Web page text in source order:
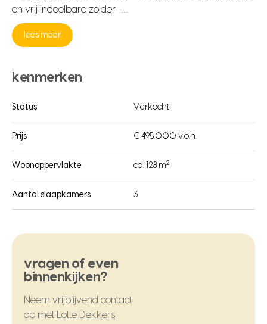
en vrij indeelbare zolder -…
lees meer
kenmerken
Status Verkocht
Prijs € 495.000 v.o.n.
Woonoppervlakte ca. 128 m2
Aantal slaapkamers 3
vragen of even
binnenkijken?
Neem vrijblijvend contact
op met
Lotte Dekkers